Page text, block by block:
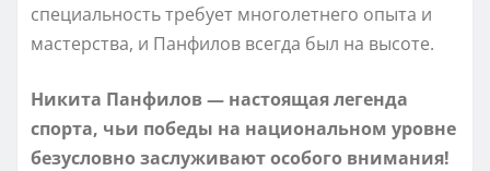
специальность требует многолетнего опыта и
мастерства, и Панфилов всегда был на высоте.
Никита Панфилов — настоящая легенда
спорта, чьи победы на национальном уровне
безусловно заслуживают особого внимания!